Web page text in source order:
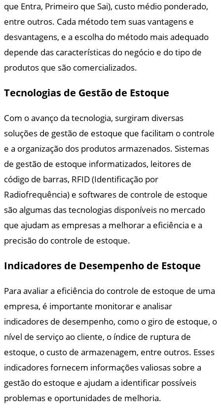
que Entra, Primeiro que Sai), custo médio ponderado,
entre outros. Cada método tem suas vantagens e
desvantagens, e a escolha do método mais adequado
depende das características do negócio e do tipo de
produtos que são comercializados.
Tecnologias de Gestão de Estoque
Com o avanço da tecnologia, surgiram diversas
soluções de gestão de estoque que facilitam o controle
e a organização dos produtos armazenados. Sistemas
de gestão de estoque informatizados, leitores de
código de barras, RFID (Identificação por
Radiofrequência) e softwares de controle de estoque
são algumas das tecnologias disponíveis no mercado
que ajudam as empresas a melhorar a eficiência e a
precisão do controle de estoque.
Indicadores de Desempenho de Estoque
Para avaliar a eficiência do controle de estoque de uma
empresa, é importante monitorar e analisar
indicadores de desempenho, como o giro de estoque, o
nível de serviço ao cliente, o índice de ruptura de
estoque, o custo de armazenagem, entre outros. Esses
indicadores fornecem informações valiosas sobre a
gestão do estoque e ajudam a identificar possíveis
problemas e oportunidades de melhoria.